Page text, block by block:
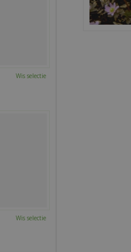
Wis selectie
Wis selectie